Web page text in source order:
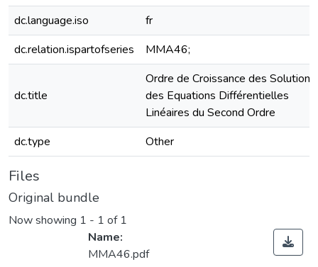
dc.language.iso
fr
dc.relation.ispartofseries
MMA46;
dc.title
Ordre de Croissance des Solutions
des Equations Différentielles
Linéaires du Second Ordre
dc.type
Other
Files
Original bundle
Now showing 1 - 1 of 1
Name:
MMA46.pdf